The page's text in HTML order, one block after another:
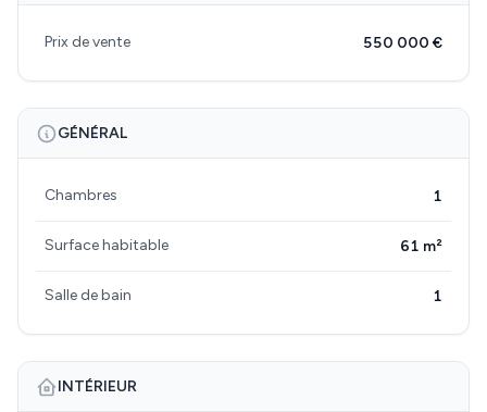
Prix de vente 550 000 €
GÉNÉRAL
Chambres 1
Surface habitable 61 m²
Salle de bain 1
INTÉRIEUR